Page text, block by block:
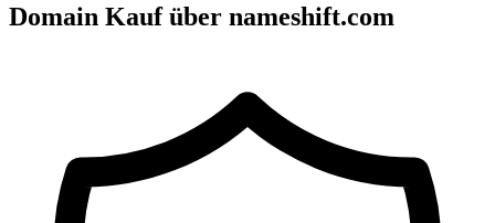
Domain Kauf über nameshift.com